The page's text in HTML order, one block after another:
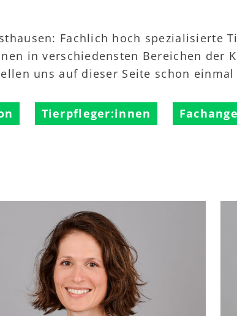
Fachlich hoch spezialisierte
in verschiedensten Bereichen der
uns auf dieser Seite schon einmal
Tierpfleger:innen